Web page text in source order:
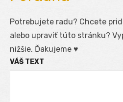
Potrebujete radu? Chcete
alebo upraviť túto stránku?
nižšie. Ďakujeme ♥
VÁŠ TEXT